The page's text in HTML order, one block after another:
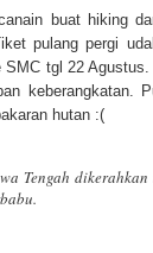
buat hiking
pulang pergi
tgl 22
keberangkatan.
hutan :(
Tengah dikerahkan